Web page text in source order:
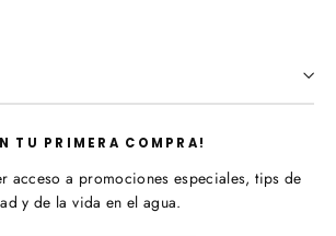
TU PRIMERA COMPRA!
acceso a promociones especiales, tips de
y de la vida en el agua.